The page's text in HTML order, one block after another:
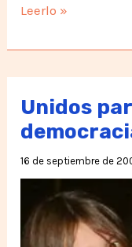
Implosión
el
imperio
Leerlo »
Unidos
16 de septiembre de